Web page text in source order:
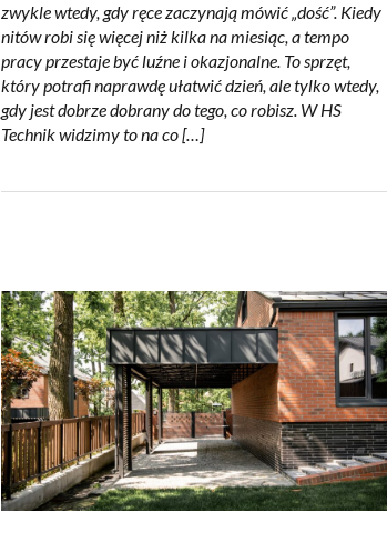
zwykle wtedy, gdy ręce zaczynają mówić „dość”. Kiedy
nitów robi się więcej niż kilka na miesiąc, a tempo
pracy przestaje być luźne i okazjonalne. To sprzęt,
który potrafi naprawdę ułatwić dzień, ale tylko wtedy,
gdy jest dobrze dobrany do tego, co robisz. W HS
Technik widzimy to na co […]